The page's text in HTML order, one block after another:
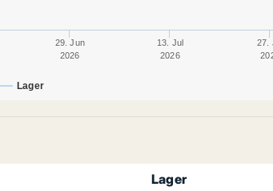
Lager
29. Jun
2026
13. Jul
2026
27.
Lager